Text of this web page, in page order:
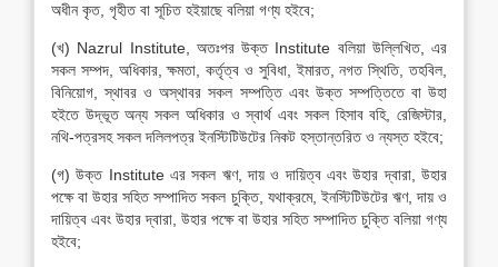
অধীন কৃত, গৃহীত বা সূচিত হইয়াছে বলিয়া গণ্য হইবে;
(খ) Nazrul Institute, অতঃপর উক্ত Institute বলিয়া উল্লিখিত, এর
সকল সম্পদ, অধিকার, ক্ষমতা, কর্তৃত্ব ও সুবিধা, ইমারত, নগত স্থিতি, তহবিল,
বিনিয়োগ, স্থাবর ও অস্থাবর সকল সম্পত্তি এবং উক্ত সম্পত্তিতে বা উহা
হইতে উদ্ভূত অন্য সকল অধিকার ও স্বার্থ এবং সকল হিসাব বহি, রেজিস্টার,
নথি-পত্রসহ সকল দলিলপত্র ইনস্টিটিউটের নিকট হস্তান্তরিত ও ন্যস্ত হইবে;
(গ) উক্ত Institute এর সকল ঋণ, দায় ও দায়িত্ব এবং উহার দ্বারা, উহার
পক্ষে বা উহার সহিত সম্পাদিত সকল চুক্তি, যথাক্রমে, ইনস্টিটিউটের ঋণ, দায় ও
দায়িত্ব এবং উহার দ্বারা, উহার পক্ষে বা উহার সহিত সম্পাদিত চুক্তি বলিয়া গণ্য
হইবে;